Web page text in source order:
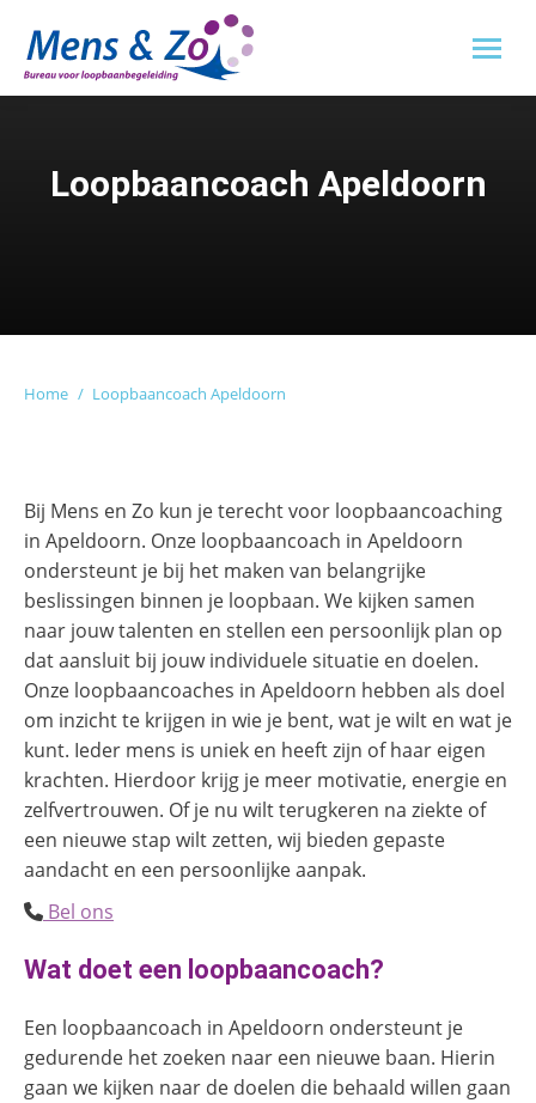
Loopbaancoach Apeldoorn
Home Loopbaancoach Apeldoorn
Bij Mens en Zo kun je terecht voor loopbaancoaching
in Apeldoorn. Onze loopbaancoach in Apeldoorn
ondersteunt je bij het maken van belangrijke
beslissingen binnen je loopbaan. We kijken samen
naar jouw talenten en stellen een persoonlijk plan op
dat aansluit bij jouw individuele situatie en doelen.
Onze loopbaancoaches in Apeldoorn hebben als doel
om inzicht te krijgen in wie je bent, wat je wilt en wat je
kunt. Ieder mens is uniek en heeft zijn of haar eigen
krachten. Hierdoor krijg je meer motivatie, energie en
zelfvertrouwen. Of je nu wilt terugkeren na ziekte of
een nieuwe stap wilt zetten, wij bieden gepaste
aandacht en een persoonlijke aanpak.
Bel ons
Wat doet een loopbaancoach?
Een loopbaancoach in Apeldoorn ondersteunt je
gedurende het zoeken naar een nieuwe baan. Hierin
gaan we kijken naar de doelen die behaald willen gaan